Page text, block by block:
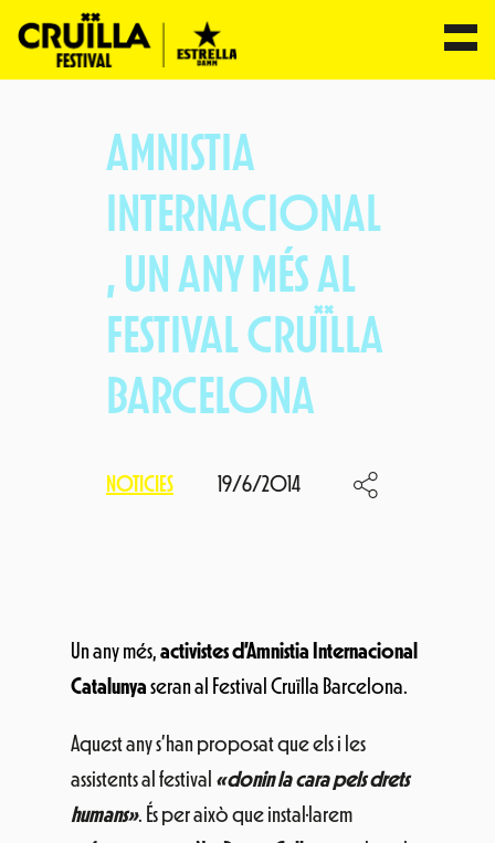
AMNISTIA
INTERNACIONAL
, UN ANY MÉS AL
FESTIVAL CRUÏLLA
BARCELONA
NOTICIES 19/6/2014
Un any més, activistes d’Amnistia Internacional
Catalunya seran al Festival Cruïlla Barcelona.
Aquest any s’han proposat que els i les
assistents al festival «donin la cara pels drets
humans». És per això que instal·larem